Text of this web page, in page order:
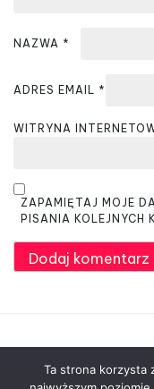
NAZWA *
ADRES EMAIL *
WITRYNA
ZAPAMIĘTAJ MOJE
PISANIA KOLEJNYCH
Ta strona korzysta